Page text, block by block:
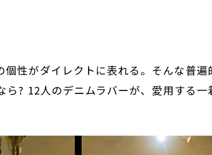
性がダイレクトに表れる。そんな普遍
ら? 12人のデニムラバーが、愛用する一